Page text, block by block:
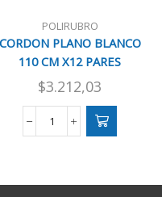
POLIRUBRO
CORDON PLANO BLANCO
110 CM X12 PARES
$3.212,03
CORDON
CM